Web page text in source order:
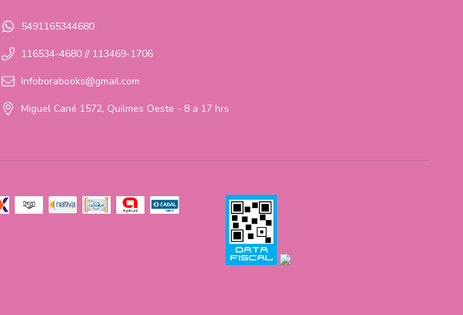
5491165344680
116534-4680 // 113469-1706
Infoborabooks@gmail.com
Miguel Cané 1572, Quilmes Oeste - 8 a 17 hrs